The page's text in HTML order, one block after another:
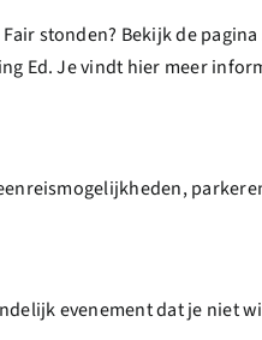
stonden? Bekijk de pagina
Ed. Je vindt hier meer
evenement dat je niet